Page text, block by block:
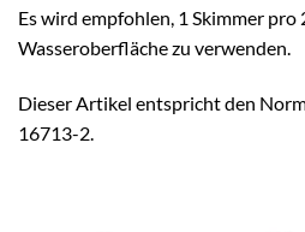
Es wird empfohlen, 1 Skimmer
Wasseroberfläche zu verwenden.
Dieser Artikel entspricht den
16713-2.